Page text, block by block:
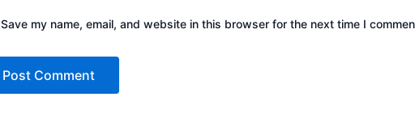
Save my name, email, and website in this browser for the next time I